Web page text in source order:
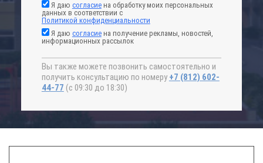
Я даю согласиена обработку моих персональных
данных в соответствии с
Политикой конфиденциальности
Я даю согласиена получение рекламы, новостей,
информационных рассылок
Вы также можете позвонить самостоятельно и
получить консультацию по номеру +7 (812) 602-
44-77 (с 09:30 до 18:30)